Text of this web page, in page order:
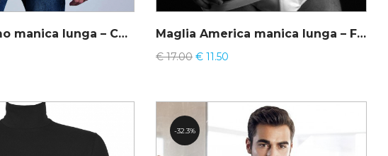
Lupetto uomo manica lunga – Cotonella GU002 Maglia America manica lunga – Fragi
€17.00 €11.50
32.3%